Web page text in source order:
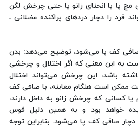
پا یا انحنای زانو یا حتی چرخش لگن
فرد را دچار دردهای پراکنده عضلانی ـ
صافی کف پا می‌شود، توضیح می‌دهد: بدن
به این معنی که اگر اختلال و چرخشی
باشد، این چرخش می‌تواند اختلال
ممکن است هنگام معاینه، با صافی کف
کسانی که چرخش زانو به داخل دارند،
خواهد بود و به همین دلیل قوس
صافی کف پا می‌شود. بنابراین توجه